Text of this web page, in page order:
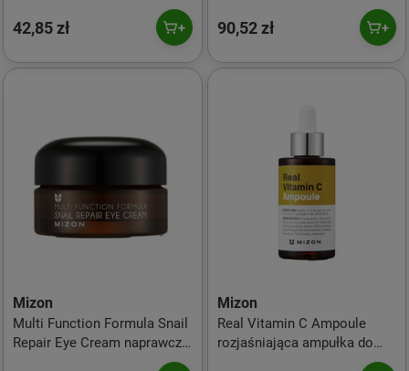
42,85 zł
Cream ujędrniający krem do
twarzy z kolagenem 75ml
90,52 zł
Mizon
Multi Function Formula Snail
Repair Eye Cream naprawczy
krem pod oczy ze śluzem
Mizon
Real Vitamin C Ampoule
rozjaśniająca ampułka do
twarzy z witaminą C 30ml